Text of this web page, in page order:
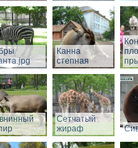
Канна
степная
Сетчатый
жираф